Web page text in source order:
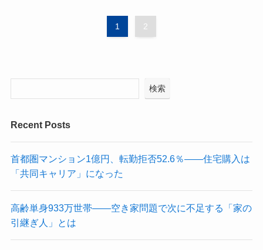
1 2
検索
Recent Posts
首都圏マンション1億円、転勤拒否52.6％——住宅購入は
「共同キャリア」になった
高齢単身933万世帯——空き家問題で次に不足する「家の
引継ぎ人」とは